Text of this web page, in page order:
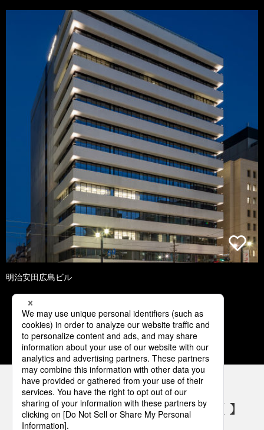
明治安田広島ビル
1 2 3 4 5
パナソニックの電気設備 SNSアカウント